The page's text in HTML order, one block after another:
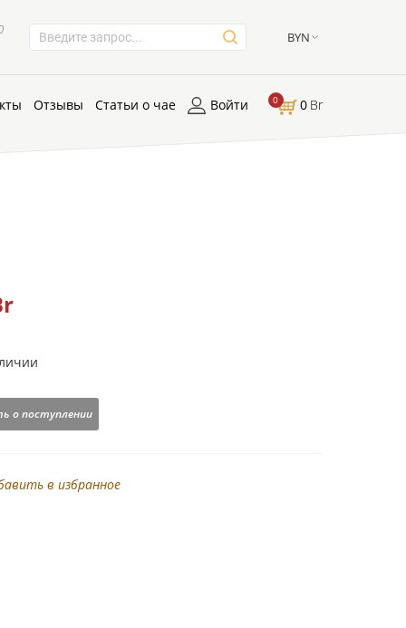
BYN
Отзывы Статьи о чае Войти 0 0 Br
о поступлении
в избранное